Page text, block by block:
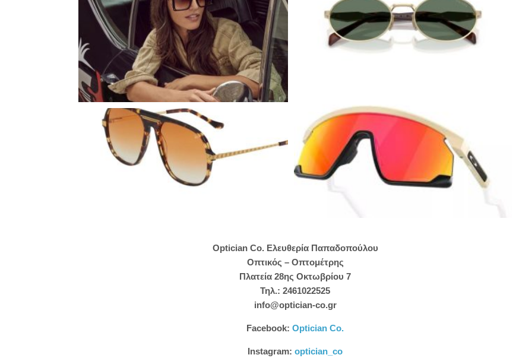
Optician Co. Ελευθερία Παπαδοπούλου
Οπτικός – Οπτομέτρης
Πλατεία 28ης Οκτωβρίου 7
Τηλ.: 2461022525
info@optician-co.gr
Facebook: Optician Co.
Instagram: optician_co